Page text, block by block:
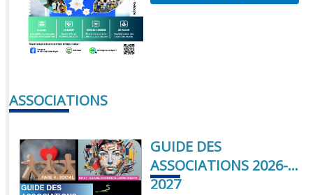
ASSOCIATIONS
GUIDE DES
ASSOCIATIONS 2026-
2027